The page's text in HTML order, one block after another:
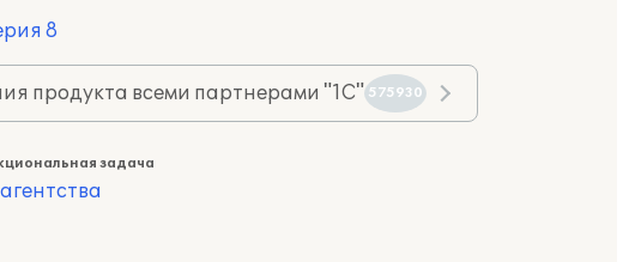
8
продукта всеми партнерами "1С" 575930
задача